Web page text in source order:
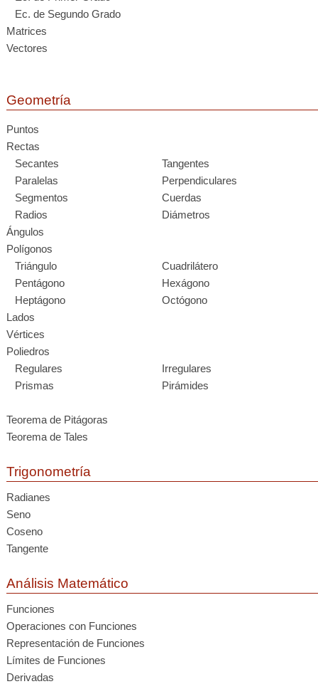
Ec. de Segundo Grado
Matrices
Vectores
Geometría
Puntos
Rectas
Secantes
Tangentes
Paralelas
Perpendiculares
Segmentos
Cuerdas
Radios
Diámetros
Ángulos
Polígonos
Triángulo
Cuadrilátero
Pentágono
Hexágono
Heptágono
Octógono
Lados
Vértices
Poliedros
Regulares
Irregulares
Prismas
Pirámides
Teorema de Pitágoras
Teorema de Tales
Trigonometría
Radianes
Seno
Coseno
Tangente
Análisis Matemático
Funciones
Operaciones con Funciones
Representación de Funciones
Límites de Funciones
Derivadas